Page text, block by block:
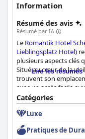
Information
Résumé des avis
Résumé par IA
Le Romantik Hotel
Lieblingsplatz Hotel)
plusieurs aspects clés
Situé au cœur de la
trouvent son
avec un accès facile
et aux commerces.
transports en
commodité et l'attrait.
Le petit-déjeuner à
Lire les résumés
Catégories
Luxe
Pratiques de